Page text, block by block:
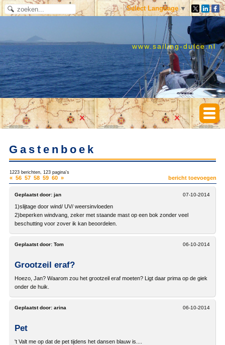
Select Language ▼
www.sailing-dulce.nl
Gastenboek
1223 berichten, 123 pagina's
bericht toevoegen
« 56 57 58 59 60 »
07-10-2014
Geplaatst door: jan
1)slijtage door wind/ UV/ weersinvloeden
2)beperken windvang, zeker met staande mast op een bok zonder veel
beschutting voor zover ik kan beoordelen.
06-10-2014
Geplaatst door: Tom
Grootzeil eraf?
Hoezo, Jan? Waarom zou het grootzeil eraf moeten? Ligt daar prima op de giek
onder de huik.
06-10-2014
Geplaatst door: arina
Pet
't Valt me op dat de pet tijdens het dansen blauw is....